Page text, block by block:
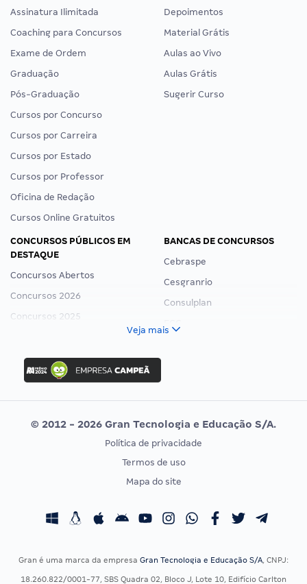
Assinatura Ilimitada
Coaching para Concursos
Exame de Ordem
Graduação
Pós-Graduação
Cursos por Concurso
Cursos por Carreira
Cursos por Estado
Cursos por Professor
Oficina de Redação
Cursos Online Gratuitos
Depoimentos
Material Grátis
Aulas ao Vivo
Aulas Grátis
Sugerir Curso
CONCURSOS PÚBLICOS EM
DESTAQUE
Concursos Abertos
Concursos 2026
Concursos 2025
Concurso Nacional Unificado
Concurso Ibama
Concurso MPU
Editais publicados
BANCAS DE CONCURSOS
Cebraspe
Cesgranrio
Consulplan
Vunesp
CONCURSOS POR PROFISSÃO
Concursos Fiscais
EXAME DE ORDEM
Calendário OAB
Veja mais
© 2012 - 2026 Gran Tecnologia e Educação S/A.
Política de privacidade
Termos de uso
Mapa do site
Gran é uma marca da empresa Gran Tecnologia e Educação S/A, CNPJ:
18.260.822/0001-77, SBS Quadra 02, Bloco J, Lote 10, Edifício Carlton